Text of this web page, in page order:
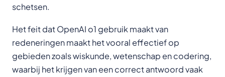
schetsen.
Het feit dat OpenAI o1 gebruik maakt van
redeneringen maakt het vooral effectief op
gebieden zoals wiskunde, wetenschap en codering,
waarbij het krijgen van een correct antwoord vaak